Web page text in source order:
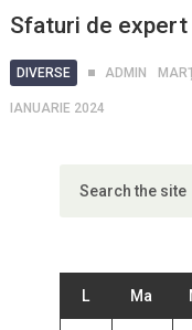
Sfaturi de expert
DIVERSE ADMIN
IANUARIE 2024
L Ma